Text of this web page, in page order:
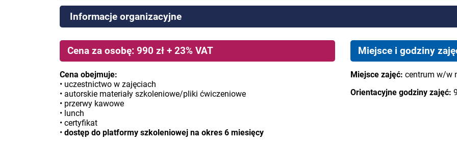
Informacje organizacyjne
Cena za osobę: 990 zł + 23% VAT
Cena obejmuje:
• uczestnictwo w zajęciach
• autorskie materiały szkoleniowe/pliki ćwiczeniowe
• przerwy kawowe
• lunch
• certyfikat
• dostęp do platformy szkoleniowej na okres 6 miesięcy
Miejsce i godziny
Miejsce zajęć: centrum w/w
Orientacyjne godziny zajęć: